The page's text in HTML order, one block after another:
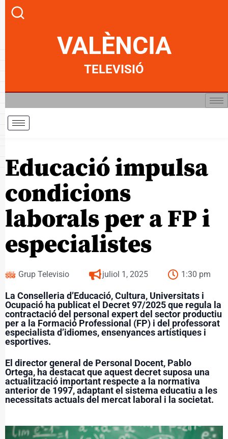
VALÈNCIA
TELEVISIÓ
Educació impulsa
condicions
laborals per a FP i
especialistes
Grup Televisio juliol 1, 2025 1:30 pm
La Conselleria d’Educació, Cultura, Universitats i
Ocupació ha publicat el Decret 97/2025 que regula la
contractació del personal expert del sector productiu
per a la Formació Professional (FP) i del professorat
especialista d’idiomes, ensenyances artístiques i
esportives.
El director general de Personal Docent, Pablo
Ortega, ha destacat que aquest decret suposa una
actualització important respecte a la normativa
anterior de 1997, adaptant el sistema educatiu a les
necessitats actuals del mercat laboral i la societat.